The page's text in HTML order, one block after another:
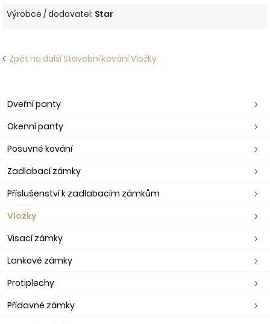
Výrobce / dodavatel: Star
Zpět na další Stavební kování Vložky
Dveřní panty
Okenní panty
Posuvné kování
Zadlabací zámky
Příslušenství k zadlabacím zámkům
Vložky
Visací zámky
Lankové zámky
Protiplechy
Přídavné zámky